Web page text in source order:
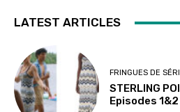
LATEST ARTICLES
FRINGUES DE
STERLING
Episodes 1&2